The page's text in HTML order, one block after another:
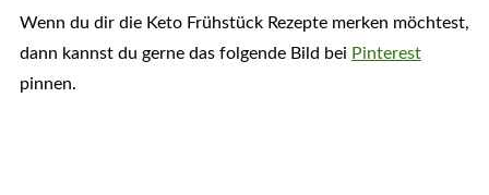
Wenn du dir die Keto Frühstück Rezepte merken möchtest,
dann kannst du gerne das folgende Bild bei Pinterest
pinnen.